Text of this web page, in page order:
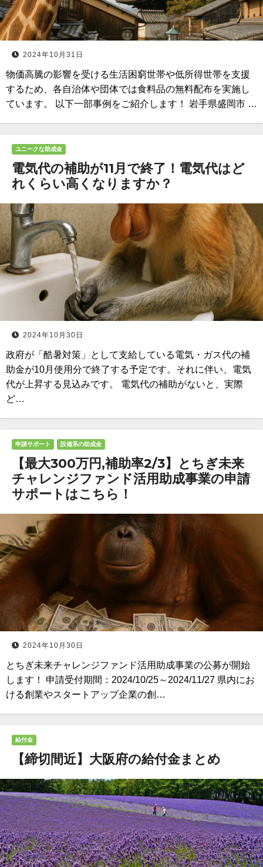
2024年10月31日
物価高騰の影響を受ける生活困窮世帯や低所得世帯を支援
するため、各自治体や団体では食料品の無料配布を実施し
ています。 以下一部事例をご紹介します！ 岩手県盛岡市 …
ユニークな助成金
電気代の補助が11月で終了！電気代はど
れくらい高くなりますか？
2024年10月30日
政府が「酷暑対策」として支給している電気・ガス代の補
助金が10月使用分で終了する予定です。それに伴い、電気
代が上昇する見込みです。 電気代の補助がないと、実際
ど…
申請サポート 設備系の助成金
【最大300万円,補助率2/3】とちぎ未来
チャレンジファンド活用助成事業の申請
サポートはこちら！
2024年10月30日
とちぎ未来チャレンジファンド活用助成事業の公募が開始
します！ 申請受付期間：2024/10/25～2024/11/27 県内にお
ける創業やスタートアップ企業の創…
給付金
【締切間近】大阪府の給付金まとめ